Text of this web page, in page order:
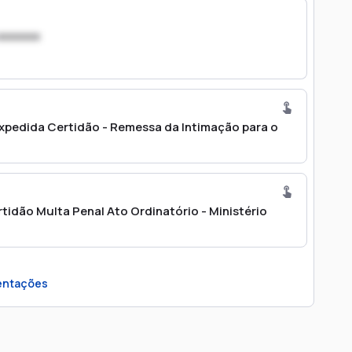
Certidão - Remessa da Intimação para o
Multa Penal Ato Ordinatório - Ministério